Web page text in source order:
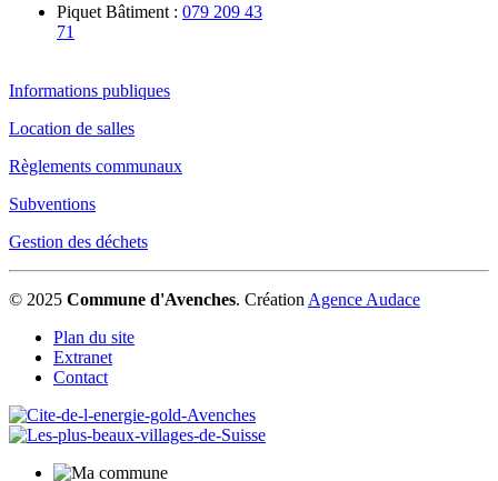
Piquet Bâtiment : 079 209 43
71
Informations publiques
Location de salles
Règlements communaux
Subventions
Gestion des déchets
© 2025 Commune d'Avenches. Création Agence Audace
Plan du site
Extranet
Contact